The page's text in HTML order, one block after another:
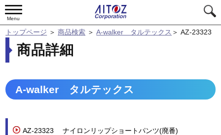
Menu
トップページ ＞商品検索 ＞ A-walker タルテックス ＞AZ-23323
商品詳細
A-walker タルテックス
AZ-23323 ナイロンリップショートパンツ(廃番)